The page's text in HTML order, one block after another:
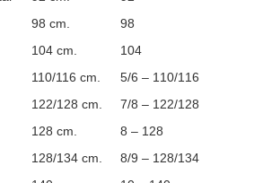
98 cm.
98
104 cm.
104
110/116 cm.
5/6 – 110/116
122/128 cm.
7/8 – 122/128
128 cm.
8 – 128
128/134 cm.
8/9 – 128/134